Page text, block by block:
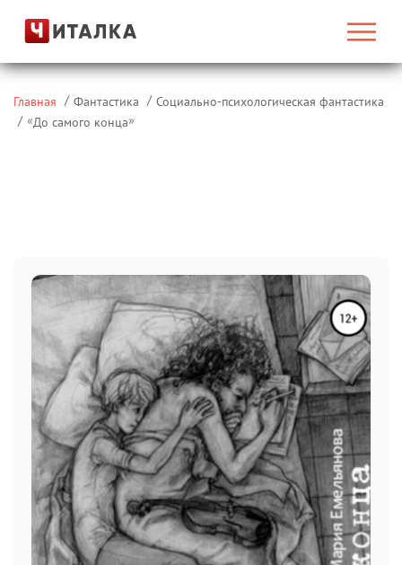
Главная Фантастика
Социально-психологическая фантастика
«До самого конца»